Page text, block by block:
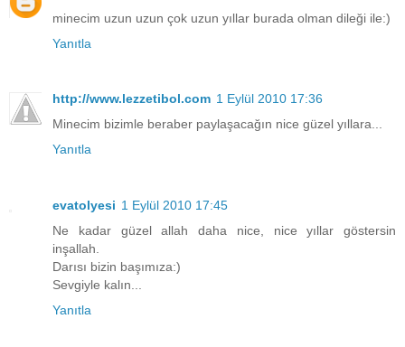
minecim uzun uzun çok uzun yıllar burada olman dileği ile:)
Yanıtla
http://www.lezzetibol.com 1 Eylül 2010 17:36
Minecim bizimle beraber paylaşacağın nice güzel yıllara...
Yanıtla
evatolyesi 1 Eylül 2010 17:45
Ne kadar güzel allah daha nice, nice yıllar göstersin
inşallah.
Darısı bizin başımıza:)
Sevgiyle kalın...
Yanıtla